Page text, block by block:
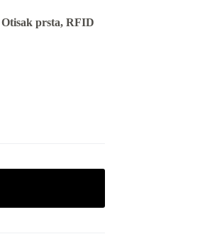
prsta, RFID